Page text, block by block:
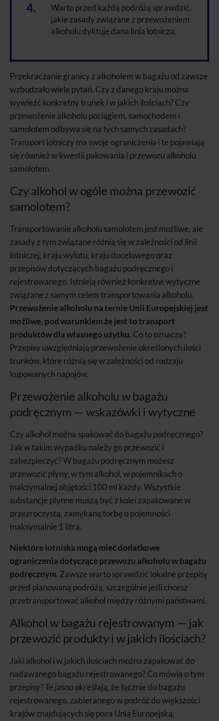
Warto przed każdą podróżą sprawdzić,
jakie zasady związane z przewożeniem
alkoholu dyktuje dana linia lotnicza.
Przekraczanie granicy z alkoholem w bagażu od zawsze
wzbudzało wiele pytań. Czy z danego kraju można
wywieźć konkretny trunek i w jakich ilościach? Czy
przewożenie alkoholu pociągiem, samochodem i
samolotem odbywa się na tych samych zasadach?
Transport lotniczy ma swoje ograniczenia i te pojawiają
się również w kwestii pakowania i przewozu alkoholu
samolotem.
Czy alkohol w ogóle można przewozić
samolotem?
Transportowanie alkoholu samolotem jest możliwe, ale
zasady z tym związane różnią się w zależności od linii
lotniczej, kraju wylotu, kraju docelowego oraz
przepisów dotyczących bagażu podręcznego i
rejestrowanego. Istnieją również konkretne wytyczne
związane z samym celem transportowania alkoholu.
Przewożenie alkoholu na ternie Unii Europejskiej jest
możliwe, pod warunkiem że jest to transport
produktów dla własnego użytku. Co to oznacza?
Przepisy uwzględniają przewożenie określonych ilości
trunków, które różnią się w zależności od rodzaju
kupowanych napojów.
Przewożenie alkoholu w bagażu
podręcznym — wskazówki i wytyczne
Czy alkohol można spakować do bagażu podręcznego?
Jak w takim wypadku należy go przewozić i
zabezpieczyć? W bagażu podręcznym możesz
przewozić płyny, w tym alkohol, w pojemnikach o
maksymalnej objętości 100 ml każdy. Wszystkie
substancje płynne muszą być z kolei zapakowane w
przezroczystą, zamykaną torbę o pojemności
maksymalnie 1 litra.
Niektóre lotniska mogą mieć dodatkowe
ograniczenia dotyczące przewozu alkoholu w bagażu
podręcznym. Zawsze warto sprawdzić lokalne przepisy
przed planowaną podróżą, szczególnie jeśli chcesz
przetransportować alkohol między różnymi państwami.
Alkohol w bagażu rejestrowanym — jak
przewozić produkty i w jakich ilościach?
Jaki alkohol i w jakich ilościach można zapakować do
nadawanego bagażu rejestrowanego? Co mówią o tym
przepisy? Te jasno określają, że łącznie do bagażu
rejestrowanego, zabieranego w podróż do większości
krajów znajdujących się poza Unią Europejską,